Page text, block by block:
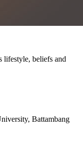
lifestyle, beliefs and
Battambang